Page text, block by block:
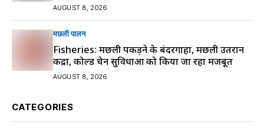
AUGUST 8, 2026
मछली पालन
Fisheries: मछली पकड़ने के बंदरगाहों, मछली उतरान
केंद्रों, कोल्ड चेन सुविधाओं को किया जा रहा मजबूत
AUGUST 8, 2026
CATEGORIES